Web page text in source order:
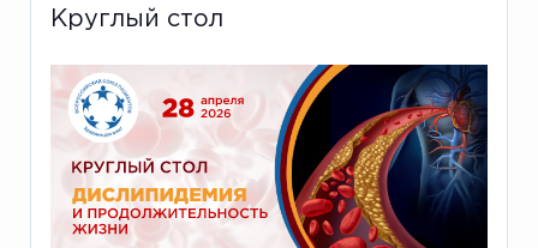
Круглый стол